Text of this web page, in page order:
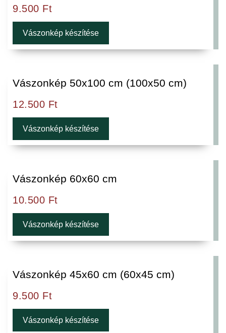
9.500 Ft
Vászonkép készítése
Vászonkép 50x100 cm (100x50 cm)
12.500 Ft
Vászonkép készítése
Vászonkép 60x60 cm
10.500 Ft
Vászonkép készítése
Vászonkép 45x60 cm (60x45 cm)
9.500 Ft
Vászonkép készítése